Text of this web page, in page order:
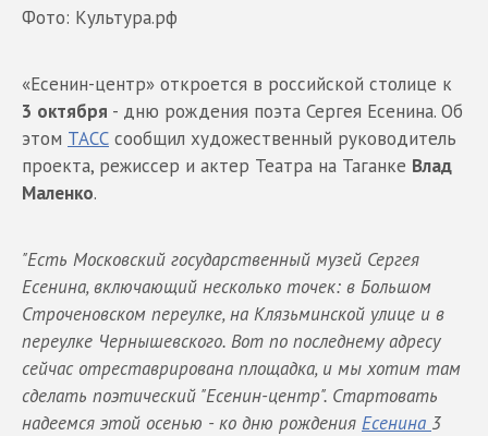
Фото: Культура.рф
«Есенин-центр» откроется в российской столице к
3 октября - дню рождения поэта Сергея Есенина. Об
этом ТАСС сообщил художественный руководитель
проекта, режиссер и актер Театра на Таганке Влад
Маленко.
"Есть Московский государственный музей Сергея
Есенина, включающий несколько точек: в Большом
Строченовском переулке, на Клязьминской улице и в
переулке Чернышевского. Вот по последнему адресу
сейчас отреставрирована площадка, и мы хотим там
сделать поэтический "Есенин-центр". Стартовать
надеемся этой осенью - ко дню рождения Есенина 3